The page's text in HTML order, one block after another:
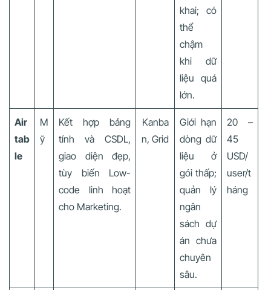
khai; có
thể
chậm
khi dữ
liệu quá
lớn.
Air
tab
le
M
ỹ
Kết hợp bảng
tính và CSDL,
giao diện đẹp,
tùy biến Low-
code linh hoạt
cho Marketing.
Kanba
n, Grid
Giới hạn
dòng dữ
liệu ở
gói thấp;
quản lý
ngân
sách dự
án chưa
chuyên
sâu.
20 –
45
USD/
user/t
háng